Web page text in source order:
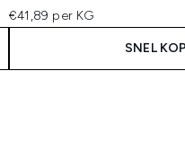
€41,89 per KG
SNEL